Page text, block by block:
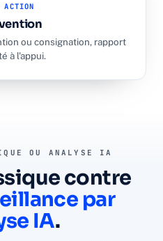
ou consignation, rapport
à l'appui.
OU ANALYSE IA
contre
par
IA.